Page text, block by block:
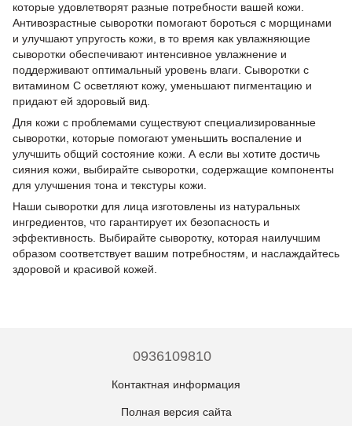
которые удовлетворят разные потребности вашей кожи.
Антивозрастные сыворотки помогают бороться с морщинами
и улучшают упругость кожи, в то время как увлажняющие
сыворотки обеспечивают интенсивное увлажнение и
поддерживают оптимальный уровень влаги. Сыворотки с
витамином С осветляют кожу, уменьшают пигментацию и
придают ей здоровый вид.
Для кожи с проблемами существуют специализированные
сыворотки, которые помогают уменьшить воспаление и
улучшить общий состояние кожи. А если вы хотите достичь
сияния кожи, выбирайте сыворотки, содержащие компоненты
для улучшения тона и текстуры кожи.
Наши сыворотки для лица изготовлены из натуральных
ингредиентов, что гарантирует их безопасность и
эффективность. Выбирайте сыворотку, которая наилучшим
образом соответствует вашим потребностям, и наслаждайтесь
здоровой и красивой кожей.
0936109810
Контактная информация
Полная версия сайта